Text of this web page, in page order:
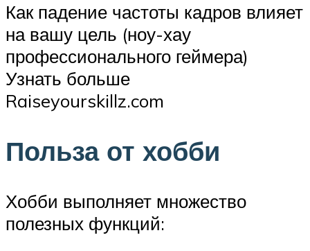
Как падение частоты кадров влияет
на вашу цель (ноу-хау
профессионального геймера)
Узнать больше
Raiseyourskillz.com
Польза от хобби
Хобби выполняет множество
полезных функций: